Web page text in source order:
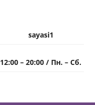
sayasi1
12:00 – 20:00 / Пн. – Сб.